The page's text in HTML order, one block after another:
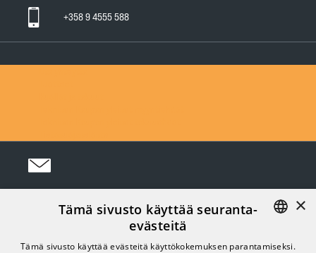
+358 9 4555 588
FINNISH
×
Tämä sivusto käyttää seuranta-
evästeitä
Tämä sivusto käyttää evästeitä käyttökokemuksen parantamiseksi.